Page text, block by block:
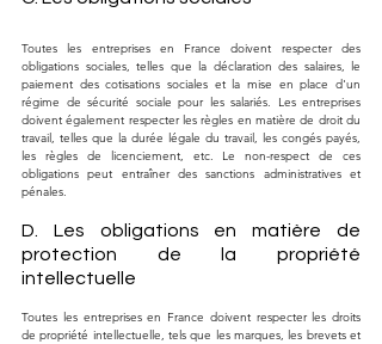
Toutes les entreprises en France doivent respecter des
obligations sociales, telles que la déclaration des salaires, le
paiement des cotisations sociales et la mise en place d'un
régime de sécurité sociale pour les salariés. Les entreprises
doivent également respecter les règles en matière de droit du
travail, telles que la durée légale du travail, les congés payés,
les règles de licenciement, etc. Le non-respect de ces
obligations peut entraîner des sanctions administratives et
pénales.
D. Les obligations en matière de
protection de la propriété
intellectuelle
Toutes les entreprises en France doivent respecter les droits
de propriété intellectuelle, tels que les marques, les brevets et